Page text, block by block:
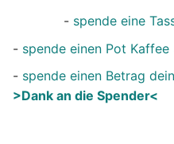
- spende eine
- spende einen Pot Kaffee
- spende einen Betrag
>Dank an die Spender<